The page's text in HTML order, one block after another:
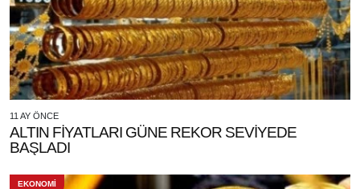
11 AY ÖNCE
ALTIN FİYATLARI GÜNE REKOR SEVİYEDE
BAŞLADI
EKONOMİ